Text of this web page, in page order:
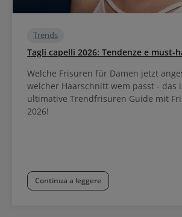
Trends
Tagli capelli 2026: Tendenze e must-
Welche Frisuren für Damen jetzt
welcher Haarschnitt wem passt - das
ultimative Trendfrisuren Guide mit
2026!
Continua a leggere